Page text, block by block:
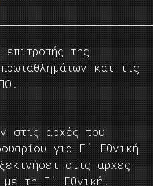
της
και τις
στις αρχές του
για Γ΄ Εθνική
στις αρχές
τη Γ΄ Εθνική.